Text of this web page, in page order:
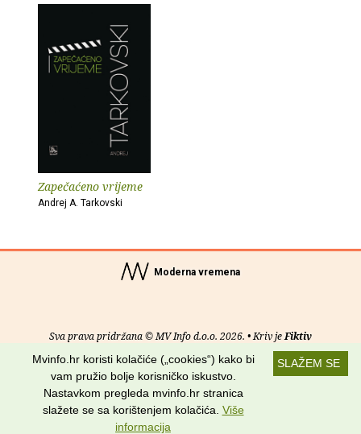
Zapečaćeno vrijeme
Andrej A. Tarkovski
Moderna vremena
Sva prava pridržana © MV Info d.o.o. 2026. • Kriv jeFiktiv
Uvjeti korištenja RSS kanali
Potraži nas na:
SLAŽEM SE
Mvinfo.hr koristi kolačiće („cookies“) kako bi
vam pružio bolje korisničko iskustvo.
Nastavkom pregleda mvinfo.hr stranica
slažete se sa korištenjem kolačića. Više
informacija